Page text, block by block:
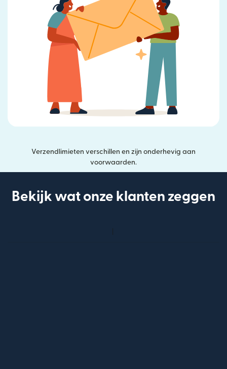
Verzendlimieten verschillen en zijn onderhevig aan
voorwaarden.
Bekijk wat onze klanten zeggen